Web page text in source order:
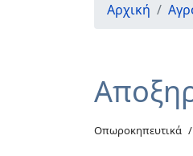
Αρχική
Οπωροκηπευτικά